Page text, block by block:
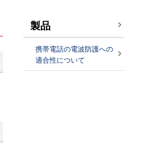
製品
携帯電話の電波防護への
適合性について